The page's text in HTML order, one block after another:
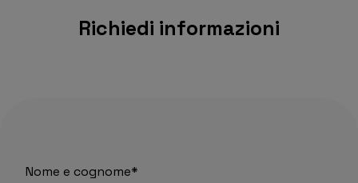
Richiedi informazioni
Nome e cognome*